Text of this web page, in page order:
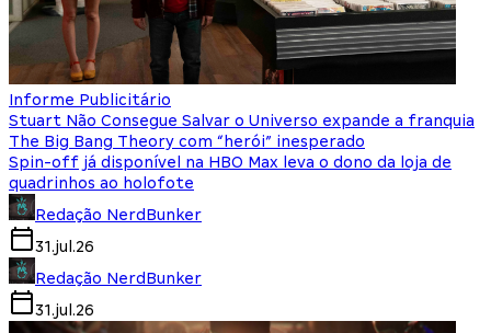
Informe Publicitário
Stuart Não Consegue Salvar o Universo expande a franquia
The Big Bang Theory com “herói” inesperado
Spin-off já disponível na HBO Max leva o dono da loja de
quadrinhos ao holofote
Redação NerdBunker
31.jul.26
Redação NerdBunker
31.jul.26